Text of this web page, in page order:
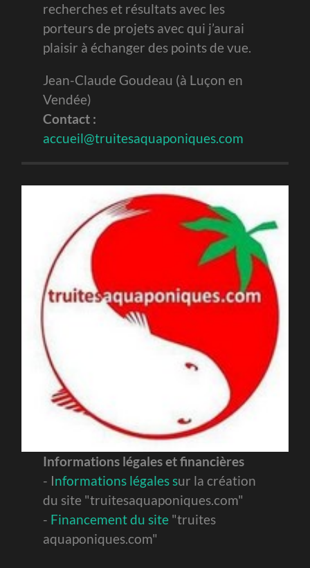
recherches et résultats avec les
porteurs de projets avec qui j’aurai
plaisir à échanger des points de vue.
Jean-Claude Goudeau (à Luçon en
Vendée)
Contact :
accueil@truitesaquaponiques.com
Informations légales et financières
- Informations légales sur la création
du site "truitesaquaponiques.com"
- Financement du site "truites
aquaponiques.com"